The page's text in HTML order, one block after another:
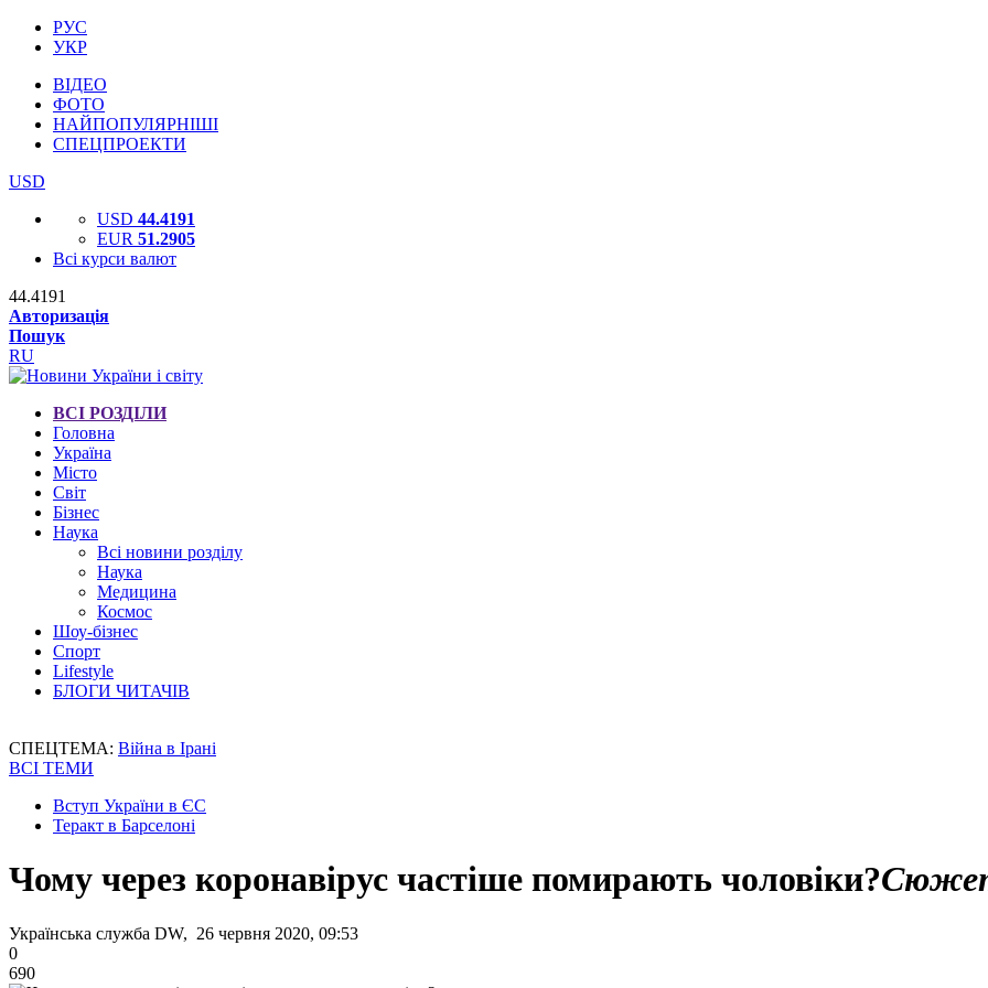
РУС
УКР
ВІДЕО
ФОТО
НАЙПОПУЛЯРНІШІ
СПЕЦПРОЕКТИ
USD
USD 44.4191
EUR 51.2905
Всі курси валют
44.4191
Авторизація
Пошук
RU
ВСІ РОЗДІЛИ
Головна
Україна
Місто
Світ
Бізнес
Наука
Всі новини розділу
Наука
Медицина
Космос
Шоу-бізнес
Спорт
Lifestyle
БЛОГИ ЧИТАЧІВ
СПЕЦТЕМА: Війна в Ірані
ВСІ ТЕМИ
Вступ України в ЄС
Теракт в Барселоні
Чому через коронавірус частіше помирають чоловіки?
Українська служба DW, 26 червня 2020, 09:53
0
690